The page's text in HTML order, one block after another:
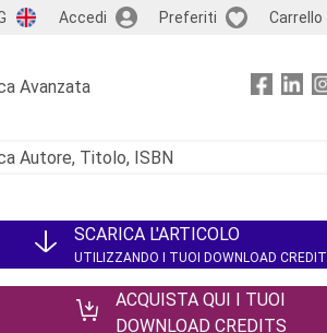
Accedi Preferiti Carrello
Avanzata
SCARICA L'ARTICOLO
UTILIZZANDO I TUOI DOWNLOAD CREDIT
ACQUISTA QUI I TUOI
DOWNLOAD CREDITS